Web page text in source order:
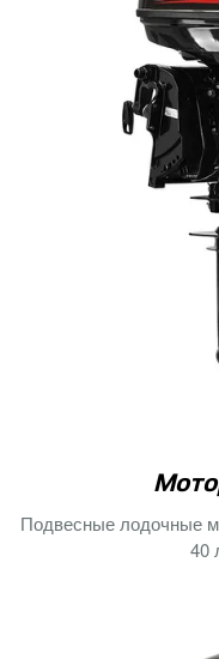
Подвесные лодочные
40